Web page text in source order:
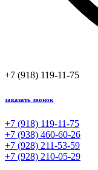
+7 (918) 119-11-75
заказать звонок
+7 (918) 119-11-75
+7 (938) 460-60-26
+7 (928) 211-53-59
+7 (928) 210-05-29